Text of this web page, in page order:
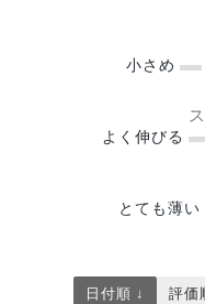
小さめ
よく伸びる
とても薄い
日付順 ↓ 評価